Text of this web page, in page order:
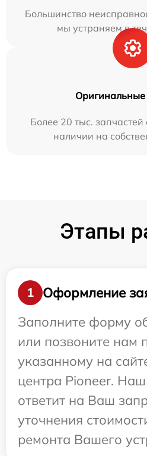
Большинство
мы устраняем в
Оригинальные
Более 20 тыс. запчастей
наличии на
Этапы
1
Оформление
Заполните форму
или позвоните нам
указанному на
центра Pioneer.
ответит на Ваш
уточнения
ремонта Вашего